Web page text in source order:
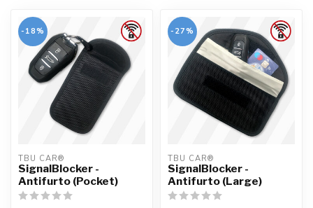
-18%
TBU CAR®
SignalBlocker -
Antifurto (Pocket)
-27%
TBU CAR®
SignalBlocker -
Antifurto (Large)